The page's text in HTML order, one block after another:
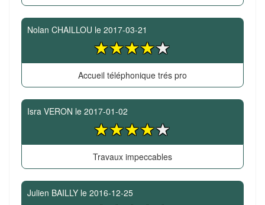
Nolan CHAILLOU le 2017-03-21
Accueil téléphonique trés pro
Isra VERON le 2017-01-02
Travaux impeccables
Julien BAILLY le 2016-12-25